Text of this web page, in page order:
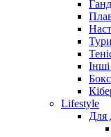
Бокс
Lifestyle
Для